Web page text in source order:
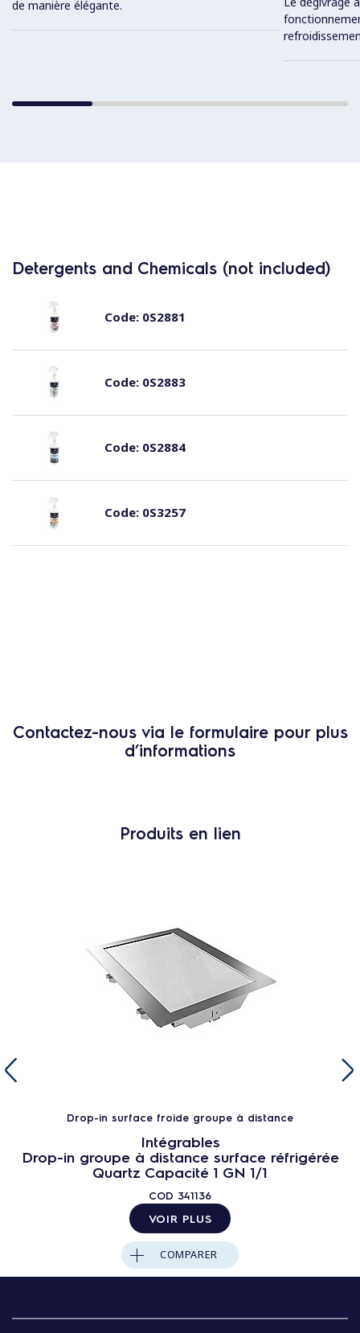
de manière élégante.
Detergents and Chemicals (not included)
Code:0S2881
Code:0S2883
Code:0S2884
Code:0S3257
Contactez-nous via le formulaire pour plus
d’informations
Produits en lien
Drop-in surface froide groupe à distance
Intégrables
Drop-in groupe à distance surface réfrigérée
Quartz Capacité 1 GN 1/1
COD 341136
VOIR PLUS
COMPARER